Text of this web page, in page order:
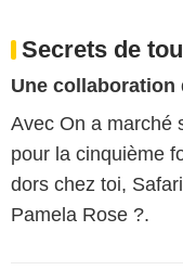
Secrets de
Une collaboration
Avec On a marché
pour la cinquième
dors chez toi,
Pamela Rose ?.